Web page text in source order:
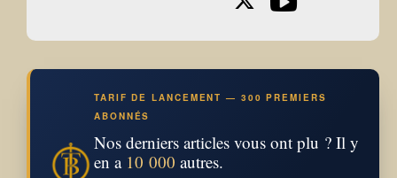
TARIF DE LANCEMENT — 300 PREMIERS
ABONNÉS
Nos derniers articles vous ont plu ? Il y
en a 10 000 autres.